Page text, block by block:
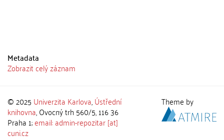
Metadata
Zobrazit celý záznam
© 2025 Univerzita Karlova,Ústřední
knihovna, Ovocný trh 560/5, 116 36
Praha 1;email: admin-repozitar [at]
cuni.cz
Theme by